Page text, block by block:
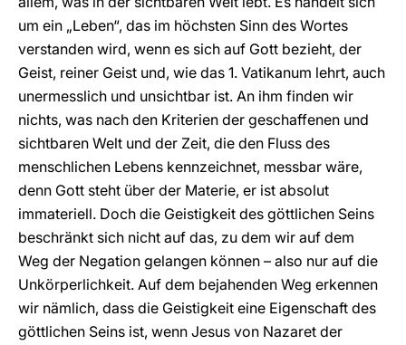
um ein „Leben“, das im höchsten Sinn des Wortes
verstanden wird, wenn es sich auf Gott bezieht, der
Geist, reiner Geist und, wie das 1. Vatikanum lehrt, auch
unermesslich und unsichtbar ist. An ihm finden wir
nichts, was nach den Kriterien der geschaffenen und
sichtbaren Welt und der Zeit, die den Fluss des
menschlichen Lebens kennzeichnet, messbar wäre,
denn Gott steht über der Materie, er ist absolut
immateriell. Doch die Geistigkeit des göttlichen Seins
beschränkt sich nicht auf das, zu dem wir auf dem
Weg der Negation gelangen können – also nur auf die
Unkörperlichkeit. Auf dem bejahenden Weg erkennen
wir nämlich, dass die Geistigkeit eine Eigenschaft des
göttlichen Seins ist, wenn Jesus von Nazaret der